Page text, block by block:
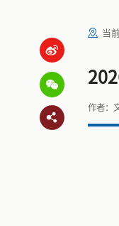
当
作者：